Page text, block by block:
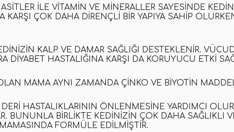
ILE VITAMIN VE MINERALLER SAYESINDE
KARŞI ÇOK DAHA DIRENÇLI BIR YAPIYA SAHIP
KALP VE DAMAR SAĞLIĞI DESTEKLENIR.
DIYABET HASTALIĞINA KARŞI DA KORUYUCU ETKI
MAMA AYNI ZAMANDA ÇINKO VE BIYOTIN
HASTALIKLARININ ÖNLENMESINE YARDIMCI OLUR
BUNUNLA BIRLIKTE KEDINIZIN ÇOK DAHA SAĞLIKLI
FORMÜLE EDILMIŞTIR.